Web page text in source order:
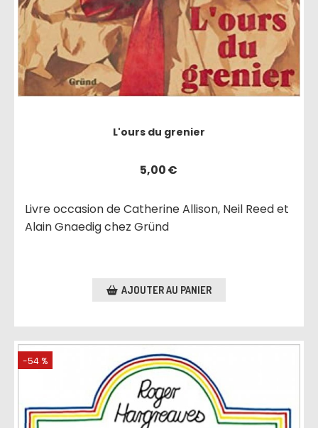
L'ours du grenier
5,00€
Livre occasion de Catherine Allison, Neil Reed et
Alain Gnaedig chez Gründ
AJOUTER AU PANIER
-54 %